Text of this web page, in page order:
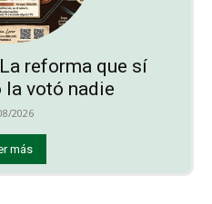
reforma que sí
votó nadie
2026
más